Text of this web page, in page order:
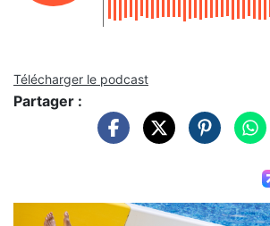
Télécharger le podcast
Partager :